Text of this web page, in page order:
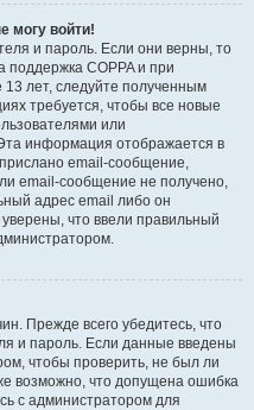
могу войти!
и пароль. Если они верны, то
поддержка COPPA и при
13 лет, следуйте полученным
требуется, чтобы все новые
или
информация отображается в
email-сообщение,
email-сообщение не получено,
адрес email либо он
что ввели правильный
Прежде всего убедитесь, что
и пароль. Если данные введены
чтобы проверить, не был ли
возможно, что допущена ошибка
с администратором для